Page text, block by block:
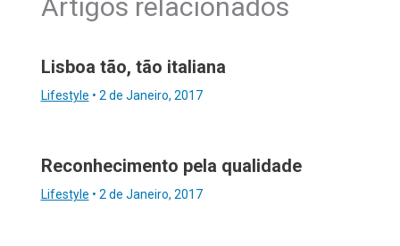
Artigos relacionados
Lisboa tão, tão italiana
Lifestyle • 2 de Janeiro, 2017
Reconhecimento pela qualidade
Lifestyle • 2 de Janeiro, 2017